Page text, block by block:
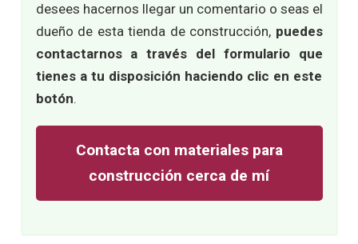
desees hacernos llegar un comentario o seas el
dueño de esta tienda de construcción, puedes
contactarnos a través del formulario que
tienes a tu disposición haciendo clic en este
botón.
Contacta con materiales para
construcción cerca de mí